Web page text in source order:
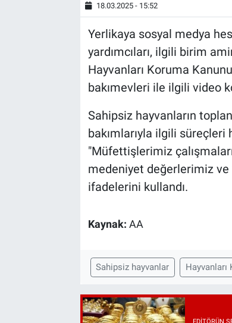
18.03.2025 - 15:52
Yerlikaya sosyal medya
yardımcıları, ilgili birim
Hayvanları Koruma
bakımevleri ile ilgili video
Sahipsiz hayvanların
bakımlarıyla ilgili
"Müfettişlerimiz
medeniyet değerlerimiz
ifadelerini kullandı.
Kaynak: AA
Sahipsiz hayvanlar Hayvanları